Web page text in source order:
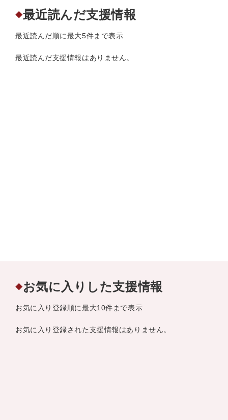
◆最近読んだ支援情報
最近読んだ順に最大5件まで表示
最近読んだ支援情報はありません。
◆お気に入りした支援情報
お気に入り登録順に最大10件まで表示
お気に入り登録された支援情報はありません。